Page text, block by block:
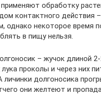
обработку
контактного действия
однако некоторое время
в пищу нельзя.
– жучок длиной
лука проколы и через них
личинки долгоносика
они желтеют и